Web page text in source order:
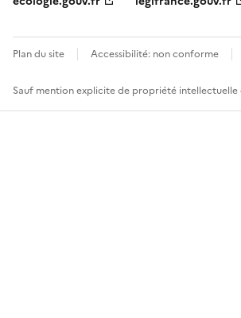
Plan du site Accessibilité: non conforme
Sauf mention explicite de propriété intellectuelle